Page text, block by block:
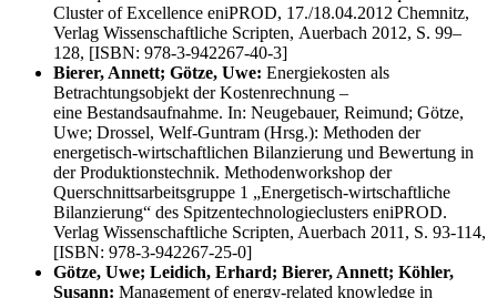
Cluster of Excellence eniPROD, 17./18.04.2012 Chemnitz,
Verlag Wissenschaftliche Scripten, Auerbach 2012, S. 99–
128, [ISBN: 978-3-942267-40-3]
Bierer, Annett; Götze, Uwe: Energiekosten als
Betrachtungsobjekt der Kostenrechnung –
eine Bestandsaufnahme. In: Neugebauer, Reimund; Götze,
Uwe; Drossel, Welf-Guntram (Hrsg.): Methoden der
energetisch-wirtschaftlichen Bilanzierung und Bewertung in
der Produktionstechnik. Methodenworkshop der
Querschnittsarbeitsgruppe 1 „Energetisch-wirtschaftliche
Bilanzierung“ des Spitzentechnologieclusters eniPROD.
Verlag Wissenschaftliche Scripten, Auerbach 2011, S. 93-114,
[ISBN: 978-3-942267-25-0]
Götze, Uwe; Leidich, Erhard; Bierer, Annett; Köhler,
Susann: Management of energy-related knowledge in